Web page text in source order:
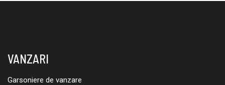
VANZARI
Garsoniere de vanzare